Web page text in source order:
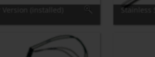
Stainless